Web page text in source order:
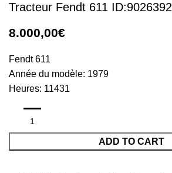
Tracteur Fendt 611 ID:9026392
8.000,00€
Fendt 611
Année du modèle: 1979
Heures: 11431
ADD TO CART